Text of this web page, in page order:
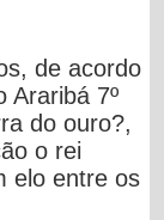
de acordo
Araribá 7º
do ouro?,
o rei
elo entre os